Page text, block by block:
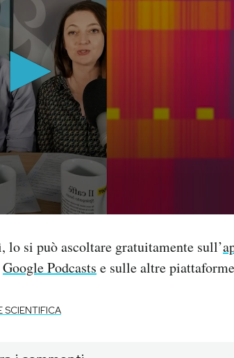
lo si può ascoltare gratuitamente sull’
Google Podcasts e sulle altre
SCIENTIFICA